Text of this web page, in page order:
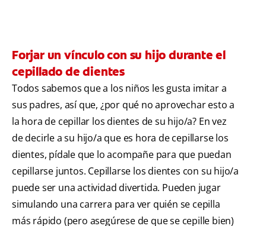
Forjar un vínculo con su hijo durante el
cepillado de dientes
Todos sabemos que a los niños les gusta imitar a
sus padres, así que, ¿por qué no aprovechar esto a
la hora de cepillar los dientes de su hijo/a? En vez
de decirle a su hijo/a que es hora de cepillarse los
dientes, pídale que lo acompañe para que puedan
cepillarse juntos. Cepillarse los dientes con su hijo/a
puede ser una actividad divertida. Pueden jugar
simulando una carrera para ver quién se cepilla
más rápido (pero asegúrese de que se cepille bien)